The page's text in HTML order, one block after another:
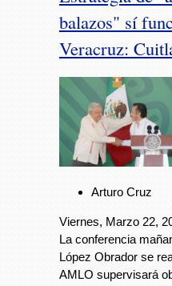
balazos" sí
Veracruz:
Arturo Cruz
Viernes, Marzo 22,
La conferencia
López Obrador se
AMLO supervisará